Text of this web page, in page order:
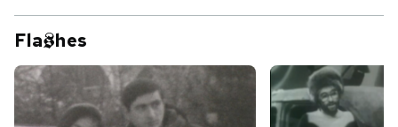
Fla hes